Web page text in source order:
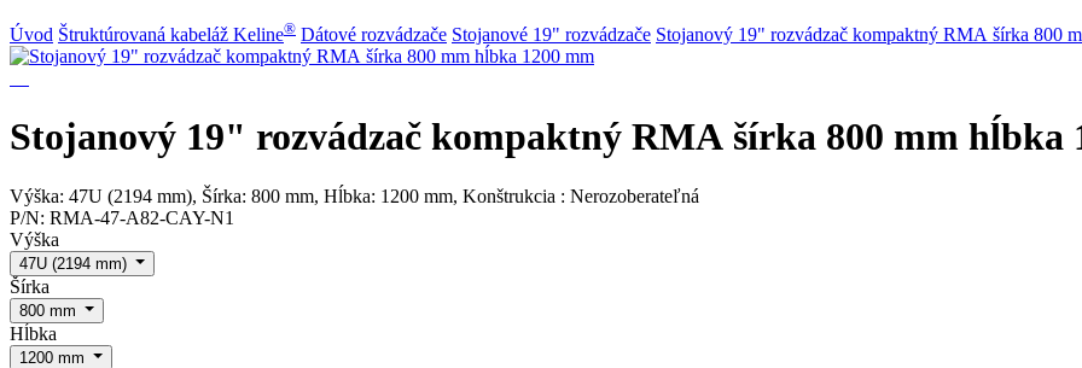
Úvod Štruktúrovaná kabeláž Keline® Dátové rozvádzače Stojanové 19" rozvádzače Stojanový 19" rozvádzač kompaktný RMA šírka 800
Stojanový 19" rozvádzač kompaktný RMA šírka 800 mm hĺbka
Výška: 47U (2194 mm), Šírka: 800 mm, Hĺbka: 1200 mm, Konštrukcia : Nerozoberateľná
P/N: RMA-47-A82-CAY-N1
Výška
47U (2194 mm)
Šírka
800 mm
Hĺbka
1200 mm